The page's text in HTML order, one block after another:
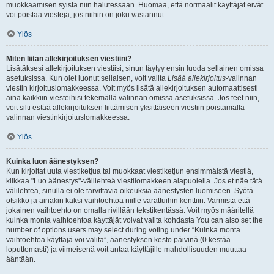
muokkaamisen syistä niin halutessaan. Huomaa, että normaalit käyttäjät eivät
voi poistaa viestejä, jos niihin on joku vastannut.
Ylös
Miten liitän allekirjoituksen viestiini?
Lisätäksesi allekirjoituksen viestiisi, sinun täytyy ensin luoda sellainen omissa
asetuksissa. Kun olet luonut sellaisen, voit valita Lisää allekirjoitus-valinnan
viestin kirjoituslomakkeessa. Voit myös lisätä allekirjoituksen automaattisesti
aina kaikkiin viesteihisi tekemällä valinnan omissa asetuksissa. Jos teet niin,
voit silti estää allekirjoituksen liittämisen yksittäiseen viestiin poistamalla
valinnan viestinkirjoituslomakkeessa.
Ylös
Kuinka luon äänestyksen?
Kun kirjoitat uuta viestiketjua tai muokkaat viestiketjun ensimmäistä viestiä,
klikkaa "Luo äänestys"-välilehteä viestilomakkeen alapuolella. Jos et näe tätä
välilehteä, sinulla ei ole tarvittavia oikeuksia äänestysten luomiseen. Syötä
otsikko ja ainakin kaksi vaihtoehtoa niille varattuihin kenttiin. Varmista että
jokainen vaihtoehto on omalla rivillään tekstikentässä. Voit myös määritellä
kuinka monta vaihtoehtoa käyttäjät voivat valita kohdasta You can also set the
number of options users may select during voting under “Kuinka monta
vaihtoehtoa käyttäjä voi valita”, äänestyksen kesto päivinä (0 kestää
loputtomasti) ja viimeisenä voit antaa käyttäjille mahdollisuuden muuttaa
ääntään.